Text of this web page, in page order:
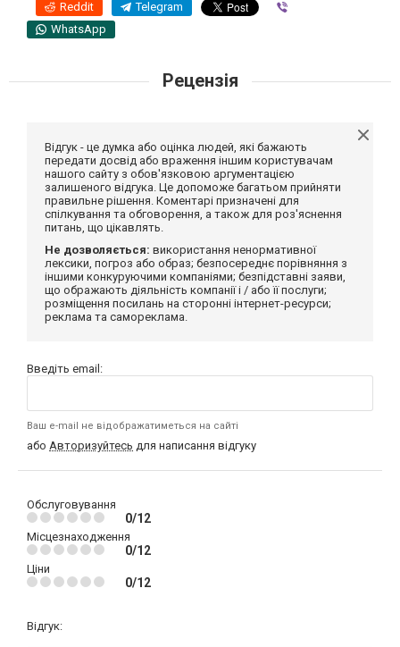
Reddit Telegram
WhatsApp
Рецензія
Відгук - це думка або оцінка людей, які бажають
передати досвід або враження іншим користувачам
нашого сайту з обов'язковою аргументацією
залишеного відгука. Це допоможе багатьом прийняти
правильне рішення. Коментарі призначені для
спілкування та обговорення, а також для роз'яснення
питань, що цікавлять.
Не дозволяється: використання ненормативної
лексики, погроз або образ; безпосереднє порівняння з
іншими конкуруючими компаніями; безпідставні заяви,
що ображають діяльність компанії і / або її послуги;
розміщення посилань на сторонні інтернет-ресурси;
реклама та самореклама.
Введіть email:
Ваш e-mail не відображатиметься на сайті
або Авторизуйтесь для написання відгуку
Обслуговування
0/12
Місцезнаходження
0/12
Ціни
0/12
Відгук: